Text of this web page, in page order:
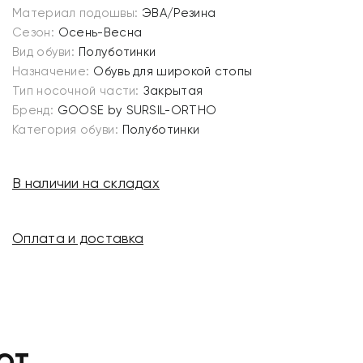
Материал подошвы: ЭВА/Резина
Сезон: Осень-Весна
Вид обуви: Полуботинки
Назначение: Обувь для широкой стопы
Тип носочной части: Закрытая
Бренд: GOOSE by SURSIL-ORTHO
Категория обуви: Полуботинки
В наличии на складах
Оплата и доставка